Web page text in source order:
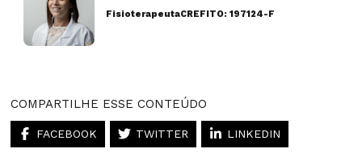
FisioterapeutaCREFITO: 197124-F
COMPARTILHE ESSE CONTEÚDO
FACEBOOK TWITTER LINKEDIN